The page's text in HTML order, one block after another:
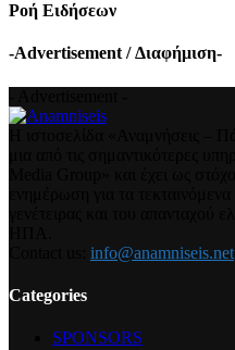
Ροή Ειδήσεων
-Advertisement / Διαφήμιση-
info@anamniseis.net
Categories
SPONSORS